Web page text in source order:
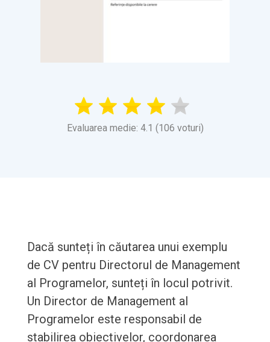
Evaluarea medie: 4.1 (106 voturi)
Dacă sunteți în căutarea unui exemplu
de CV pentru Directorul de Management
al Programelor, sunteți în locul potrivit.
Un Director de Management al
Programelor este responsabil de
stabilirea obiectivelor, coordonarea